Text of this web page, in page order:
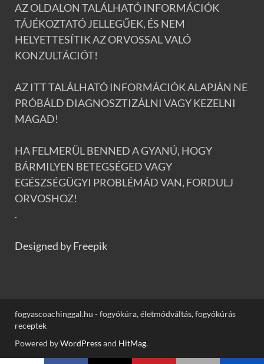
AZ OLDALON TALÁLHATÓ INFORMÁCIÓK
TÁJÉKOZTATÓ JELLEGŰEK, ÉS NEM
HELYETTESÍTIK AZ ORVOSSAL VALÓ
KONZULTÁCIÓT!
AZ ITT TALÁLHATÓ INFORMÁCIÓK ALAPJÁN NE
PRÓBÁLD DIAGNOSZTIZÁLNI VAGY KEZELNI
MAGAD!
HA FELMERÜL BENNED A GYANÚ, HOGY
BÁRMILYEN BETEGSÉGED VAGY
EGÉSZSÉGÜGYI PROBLÉMÁD VAN, FORDULJ
ORVOSHOZ!
.
Designed by Freepik
fogyascoachinggal.hu - fogyókúra, életmódváltás, fogyókúrás
receptek
Powered byWordPressand HitMag.